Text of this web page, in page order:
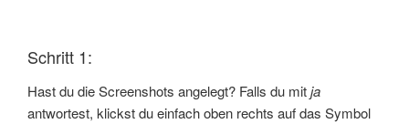
Schritt 1:
Hast du die Screenshots angelegt? Falls du mitja
antwortest, klickst du einfach oben rechts auf das Symbol